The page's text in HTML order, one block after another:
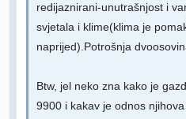
redijaznirani-unutrašnjost i
svjetala i klime(klima je
naprijed).Potrošnja
Btw, jel neko zna kako je
9900 i kakav je odnos